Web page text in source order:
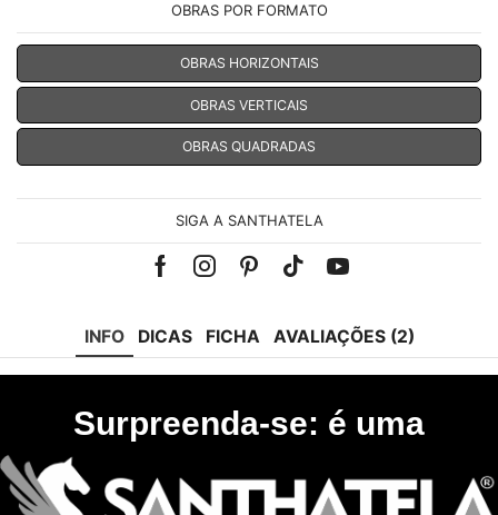
OBRAS POR FORMATO
OBRAS HORIZONTAIS
OBRAS VERTICAIS
OBRAS QUADRADAS
SIGA A SANTHATELA
FacebookInstagramPinterest
Tik-Youtube
INFO DICAS FICHA AVALIAÇÕES (2)
Surpreenda-se: é uma